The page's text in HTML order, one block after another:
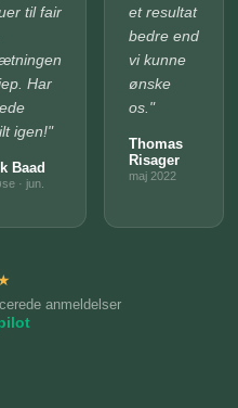
til fair
Har
igen!"
Baad
· jun.
et resultat
bedre end
vi kunne
ønske
os."
Thomas
Risager
maj 2022
anmeldelser